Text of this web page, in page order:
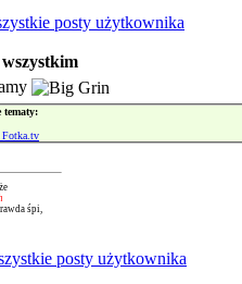
tematy:
śpi,